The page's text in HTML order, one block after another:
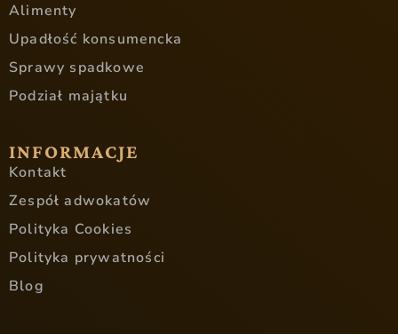
Alimenty
Upadłość konsumencka
Sprawy spadkowe
Podział majątku
INFORMACJE
Kontakt
Zespół adwokatów
Polityka Cookies
Polityka prywatności
Blog